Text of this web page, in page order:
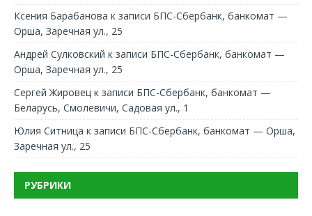
Ксения Барабанова к записи БПС-Сбербанк, банкомат —
Орша, Заречная ул., 25
Андрей Сулковский к записи БПС-Сбербанк, банкомат —
Орша, Заречная ул., 25
Сергей Жировец к записи БПС-Сбербанк, банкомат —
Беларусь, Смолевичи, Садовая ул., 1
Юлия Ситница к записи БПС-Сбербанк, банкомат — Орша,
Заречная ул., 25
РУБРИКИ